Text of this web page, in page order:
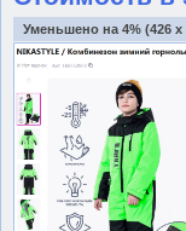
Уменьшено на 4% (426